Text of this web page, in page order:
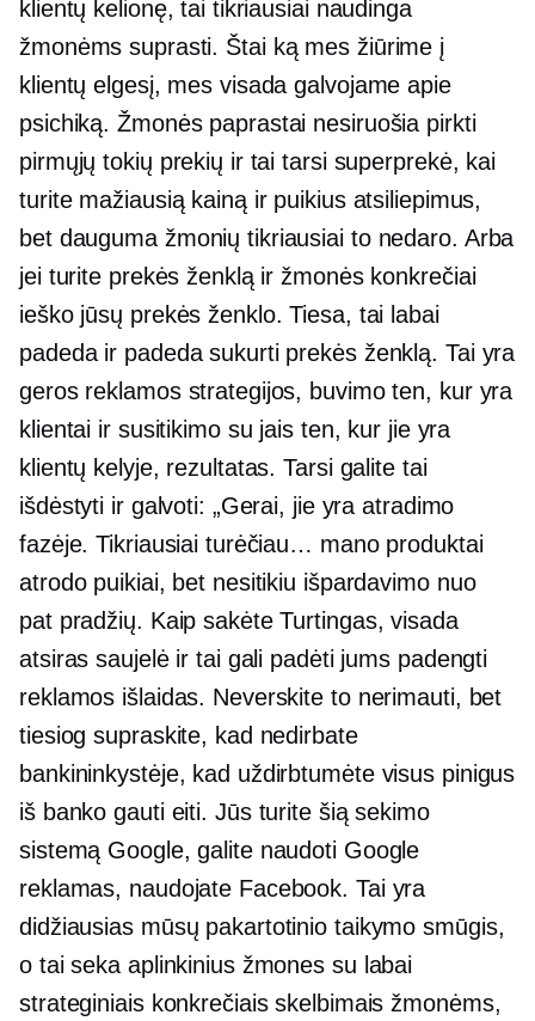
klientų kelionę, tai tikriausiai naudinga
žmonėms suprasti. Štai ką mes žiūrime į
klientų elgesį, mes visada galvojame apie
psichiką. Žmonės paprastai nesiruošia pirkti
pirmųjų tokių prekių ir tai tarsi superprekė, kai
turite mažiausią kainą ir puikius atsiliepimus,
bet dauguma žmonių tikriausiai to nedaro. Arba
jei turite prekės ženklą ir žmonės konkrečiai
ieško jūsų prekės ženklo. Tiesa, tai labai
padeda ir padeda sukurti prekės ženklą. Tai yra
geros reklamos strategijos, buvimo ten, kur yra
klientai ir susitikimo su jais ten, kur jie yra
klientų kelyje, rezultatas. Tarsi galite tai
išdėstyti ir galvoti: „Gerai, jie yra atradimo
fazėje. Tikriausiai turėčiau… mano produktai
atrodo puikiai, bet nesitikiu išpardavimo nuo
pat pradžių. Kaip sakėte Turtingas, visada
atsiras saujelė ir tai gali padėti jums padengti
reklamos išlaidas. Neverskite to nerimauti, bet
tiesiog supraskite, kad nedirbate
bankininkystėje, kad uždirbtumėte visus pinigus
iš bankogauti eiti. Jūs turite šią sekimo
sistemą Google, galite naudoti Google
reklamas, naudojate Facebook. Tai yra
didžiausias mūsų pakartotinio taikymo smūgis,
o tai seka aplinkinius žmones su labai
strateginiais konkrečiais skelbimais žmonėms,